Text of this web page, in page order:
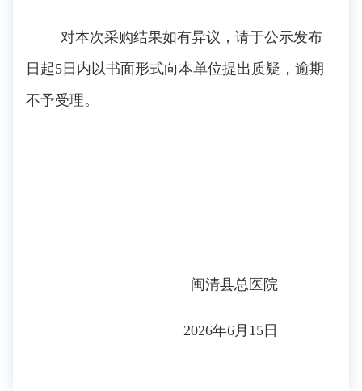
对本次采购结果如有异议，请于公示发布
日起5 日内以书面形式向本单位提出质疑，逾期
不予受理。
闽清县总医院
2026年6月15日